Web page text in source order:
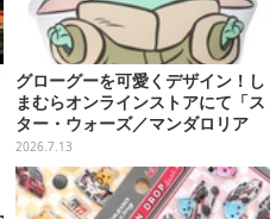
グローグーを可愛くデザイン！し
まむらオンラインストアにて「ス
ター・ウォーズ／マンダロリア
ン」雑貨が本日7月13日15時より
予約販売
2026.7.13